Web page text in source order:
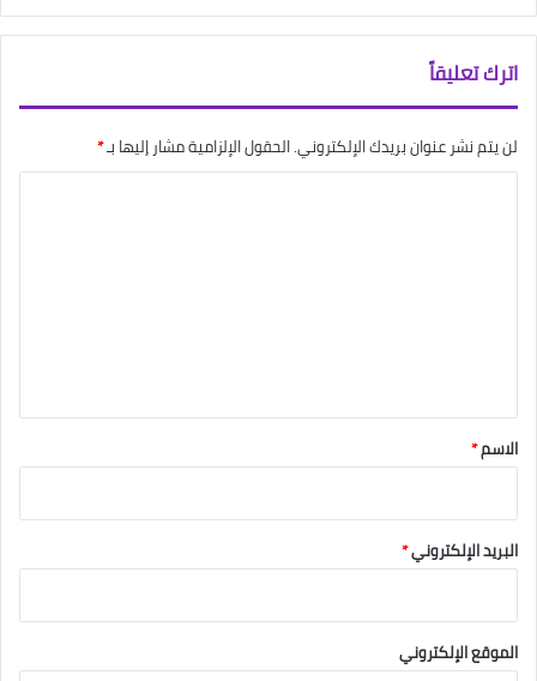
اترك تعليقاً
لن يتم نشر عنوان بريدك الإلكتروني.الحقول الإلزامية مشار إليها بـ*
*
الاسم*
البريد الإلكتروني*
الموقع الإلكتروني